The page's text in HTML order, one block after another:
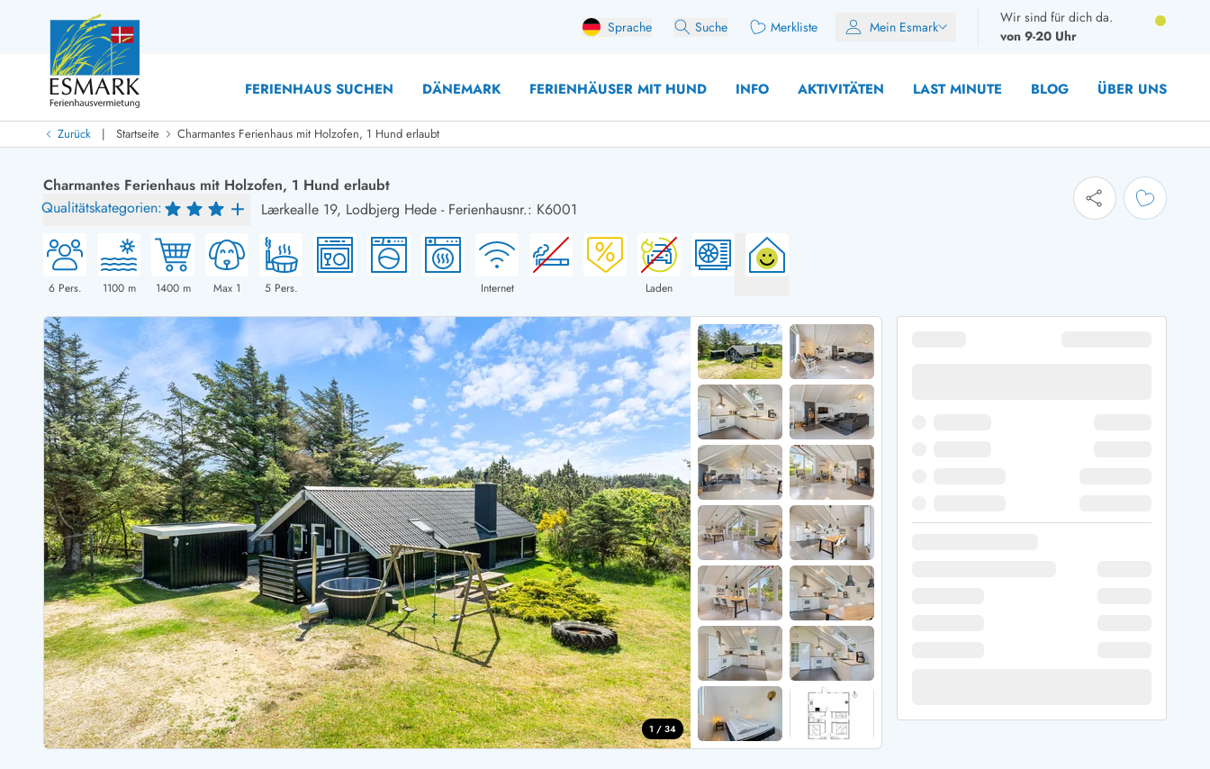
Sprache Suche Merkliste Mein Esmark
Wir sind für dich da.
von 9-20 Uhr
FERIENHAUS SUCHEN DÄNEMARK FERIENHÄUSER MIT HUND INFO AKTIVITÄTEN LAST MINUTE BLOG ÜBER UNS
Last Minute
Last Minute
Neu bei uns!
Neue Ferienhäuser bei ESMARKFerienhäuser mit Pool Ferienhäuser mit Hund
Neurenovierte Ferienhäuser
Ferienhäuser mit Endreinigung inklusive
Ferienhäuser dicht am Strand
Ferienhäuser neu gebaut
Ferienhäuser mit Sauna
Ferienhäuser Nicht-Raucher
Ferienhäuser mit Aussicht
Ferienhäuser mit Whirlpool
Ferienhäuser mit Freitagswechsel
Ferienhäuser mit Samstagswechsel
Ferienhäuser mit Sonntagswechsel
Ferienhäuser für Angler
Ferienhäuser mit Aktivitätsraum
Ferienhäuser mit Kaminofen
Ferienhäuser mit Kindern
Luxus Ferienhäuser
Ferienhäuser mit Nebensaionrabatt
Ferienhaus für 2 Personen
Ferienhaus für 4 Personen
Ferienhaus für 6 Personen
Ferienhaus für 8 Personen
Ferienhaus für 10 Personen
Ferienhaus für Gruppen
Ferienhäuser im Frühjahr
Ferienhäuser im Sommer
Ferienhäuser im Herbst
Ferienhäuser im Winter
Ferienhäuser über Weihnachten
Ferienhäuser über Silvester
Ferienhäuser BjerregardFerienhäuser BlavandFerienhäuser Hvide SandeFerienhäuser Sondervig
Ferienhäuser Argab
Ferienhäuser in Arrild
Ferienhäuser Bjerregard
Ferienhäuser Blavand
Ferienhäuser Bork Havn
Ferienhäuser Fjand
Ferienhäuser Fanö
Ferienhäuser Graerup Strand
Ferienhäuser Haurvig
Ferienhäuser Henne Strand
Ferienhäuser Ho
Ferienhäuser Houstrup
Ferienhäuser Houvig
Ferienhäuser auf Holmsland Klit
Ferienhäuser in Holmsland
Ferienhäuser Hvide Sande
Ferienhäuser Jegum
Ferienhäuser Klegod
Ferienhäuser Lodbjerg Hede
Ferienhäuser Nr. Lyngvig
Ferienhäuser in Nymindegab
Ferienhäuser Römö
Ferienhäuser am Ringköbing Fjord
Ferienhäuser Sondervig
Ferienhäuser Skodbjerge
Ferienhäuser in Thorsminde
Ferienhäuser Vederso Klit
Ferienhäuser Vejers Strand
Ferienhäuser Vester Husby
Zurück | Startseite Charmantes Ferienhaus mit Holzofen, 1 Hund erlaubt
Charmantes Ferienhaus mit Holzofen, 1 Hund erlaubt
Qualitätskategorien:
Lærkealle 19, Lodbjerg Hede - Ferienhausnr.: K6001
6Pers. 1100m 1400m Max 1 5Pers. Internet Laden
1 / 34